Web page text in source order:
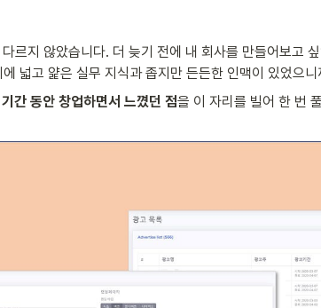
르지 않았습니다. 더 늦기 전에 내 회사를 만들어보고
넓고 얉은 실무 지식과 좁지만 든든한 인맥이 있었으니
간 동안 창업하면서 느꼈던 점을 이 자리를 빌어 한 번